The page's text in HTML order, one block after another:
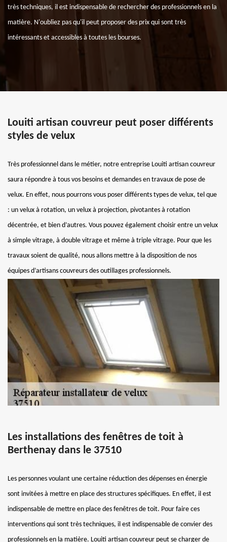
très techniques, il est indispensable de rechercher des professionnels en la
matière. N'oubliez pas qu'il peut proposer des prix qui sont très
intéressants et accessibles à toutes les bourses.
Louiti artisan couvreur peut poser différents
styles de velux
Très professionnel dans le métier, notre entreprise Louiti artisan couvreur
saura répondre à tous vos besoins et demandes en travaux de pose de
velux. En effet, nous pourrons vous poser différents types de velux, tel que
: un velux à rotation, un velux à projection, pivotantes à rotation
décentrée, et bien d’autres. Vous pouvez également choisir entre un velux
à simple vitrage, à double vitrage et même à triple vitrage. Pour que les
travaux soient de qualité, nous allons mettre à la disposition de nos
équipes d’artisans couvreurs des outillages professionnels.
Les installations des fenêtres de toit à
Berthenay dans le 37510
Les personnes voulant une certaine réduction des dépenses en énergie
sont invitées à mettre en place des structures spécifiques. En effet, il est
indispensable de mettre en place des fenêtres de toit. Pour faire ces
interventions qui sont très techniques, il est indispensable de convier des
professionnels en la matière. Louiti artisan couvreur peut se charger de